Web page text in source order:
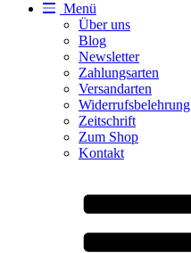
Menü
Über uns
Blog
Newsletter
Zahlungsarten
Versandarten
Widerrufsbelehrung
Zeitschrift
Zum Shop
Kontakt